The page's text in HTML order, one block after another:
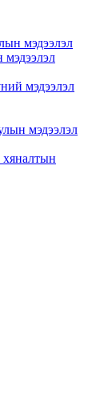
мэдээлэл
мэдээлэл
мэдээлэл